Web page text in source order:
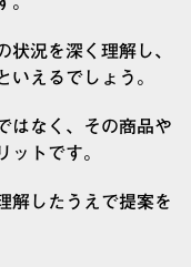
状況を深く理解し、
いえるでしょう。
はなく、その商品や
ットです。
解したうえで提案を